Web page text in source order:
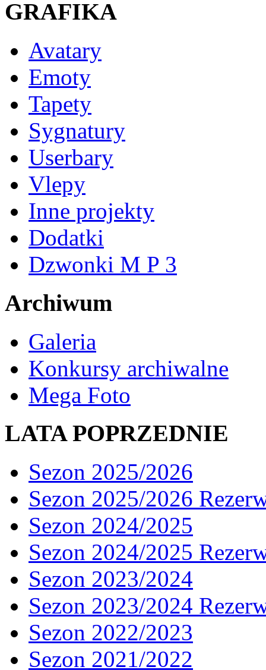
GRAFIKA
Avatary
Emoty
Tapety
Sygnatury
Userbary
Vlepy
Inne projekty
Dodatki
Dzwonki M P 3
Archiwum
Galeria
Konkursy archiwalne
Mega Foto
LATA POPRZEDNIE
Sezon 2025/2026
Sezon 2025/2026
Sezon 2024/2025
Sezon 2024/2025
Sezon 2023/2024
Sezon 2023/2024
Sezon 2022/2023
Sezon 2021/2022